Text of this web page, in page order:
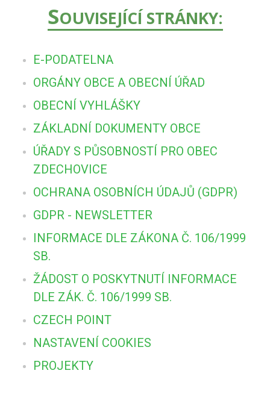
SOUVISEJÍCÍ STRÁNKY:
E-PODATELNA
ORGÁNY OBCE A OBECNÍ ÚŘAD
OBECNÍ VYHLÁŠKY
ZÁKLADNÍ DOKUMENTY OBCE
ÚŘADY S PŮSOBNOSTÍ PRO OBEC
ZDECHOVICE
OCHRANA OSOBNÍCH ÚDAJŮ (GDPR)
GDPR - NEWSLETTER
INFORMACE DLE ZÁKONA Č. 106/1999
SB.
ŽÁDOST O POSKYTNUTÍ INFORMACE
DLE ZÁK. Č. 106/1999 SB.
CZECH POINT
NASTAVENÍ COOKIES
PROJEKTY